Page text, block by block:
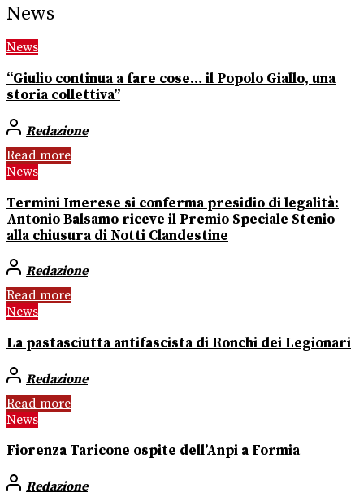
News
News
“Giulio continua a fare cose… il Popolo Giallo, una
storia collettiva”
Redazione
Read more
News
Termini Imerese si conferma presidio di legalità:
Antonio Balsamo riceve il Premio Speciale Stenio
alla chiusura di Notti Clandestine
Redazione
Read more
News
La pastasciutta antifascista di Ronchi dei Legionari
Redazione
Read more
News
Fiorenza Taricone ospite dell’Anpi a Formia
Redazione